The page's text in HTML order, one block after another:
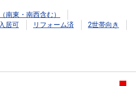
南東・南西含む）
居可 リフォーム済
2世帯向き